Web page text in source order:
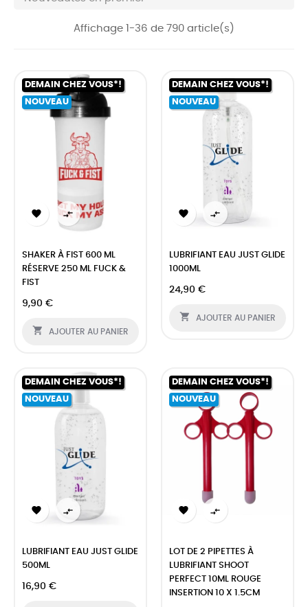
Affichage 1-36 de 790 article(s)
DEMAIN CHEZ VOUS*!
NOUVEAU
 
SHAKER À FIST 600 ML
RÉSERVE 250 ML FUCK &
FIST
9,90 €
 AJOUTER AU PANIER
DEMAIN CHEZ VOUS*!
NOUVEAU
 
LUBRIFIANT EAU JUST GLIDE
1000ML
24,90 €
 AJOUTER AU PANIER
DEMAIN CHEZ VOUS*!
NOUVEAU
 
LUBRIFIANT EAU JUST GLIDE
500ML
16,90 €
DEMAIN CHEZ VOUS*!
NOUVEAU
 
LOT DE 2 PIPETTES À
LUBRIFIANT SHOOT
PERFECT 10ML ROUGE
INSERTION 10 X 1.5CM